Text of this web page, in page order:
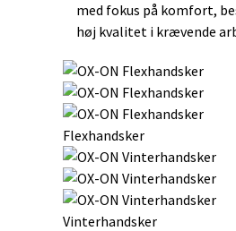
med fokus på komfort,
høj kvalitet i krævende
Flexhandsker
Vinterhandsker